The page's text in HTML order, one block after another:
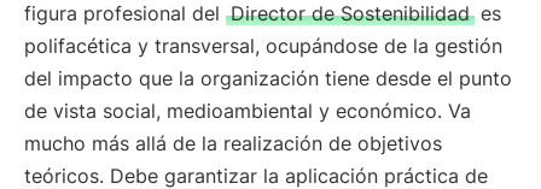
figura profesional del Director de Sostenibilidad es
polifacética y transversal, ocupándose de la gestión
del impacto que la organización tiene desde el punto
de vista social, medioambiental y económico. Va
mucho más allá de la realización de objetivos
teóricos. Debe garantizar la aplicación práctica de